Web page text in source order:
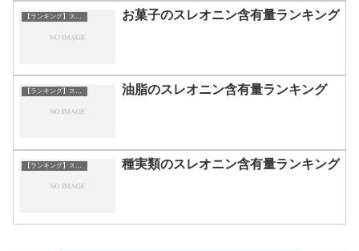
【ランキング】スレオニン お菓子のスレオニン含有量ランキング
【ランキング】スレオニン 油脂のスレオニン含有量ランキング
種実類のスレオニン含有量ランキング